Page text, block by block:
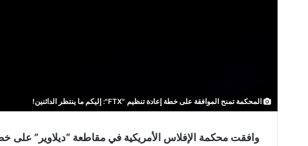
المحكمة تمنح الموافقة على خطة إعادة تنظيم "FTX": إليكم ما ينتظر الدائنين!